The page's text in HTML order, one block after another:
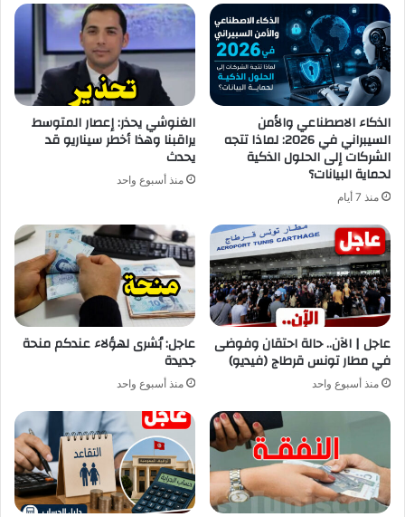
الذكاء الاصطناعي والأمن
السيبراني في 2026: لماذا تتجه
الشركات إلى الحلول الذكية
لحماية البيانات؟
منذ 7 أيام
الغنوشي يحذر: إعصار المتوسط
يراقبنا وهذا أخطر سيناريو قد
يحدث
منذ أسبوع واحد
عاجل | الآن.. حالة احتقان وفوضى
في مطار تونس قرطاج (فيديو)
منذ أسبوع واحد
عاجل: بُشرى لهؤلاء عندكم منحة
جديدة
منذ أسبوع واحد